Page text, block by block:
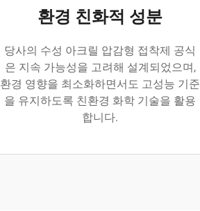
환경 친화적 성분
당사의 수성 아크릴 압감형 접착제 공식
은 지속 가능성을 고려해 설계되었으며,
환경 영향을 최소화하면서도 고성능 기준
을 유지하도록 친환경 화학 기술을 활용
합니다.